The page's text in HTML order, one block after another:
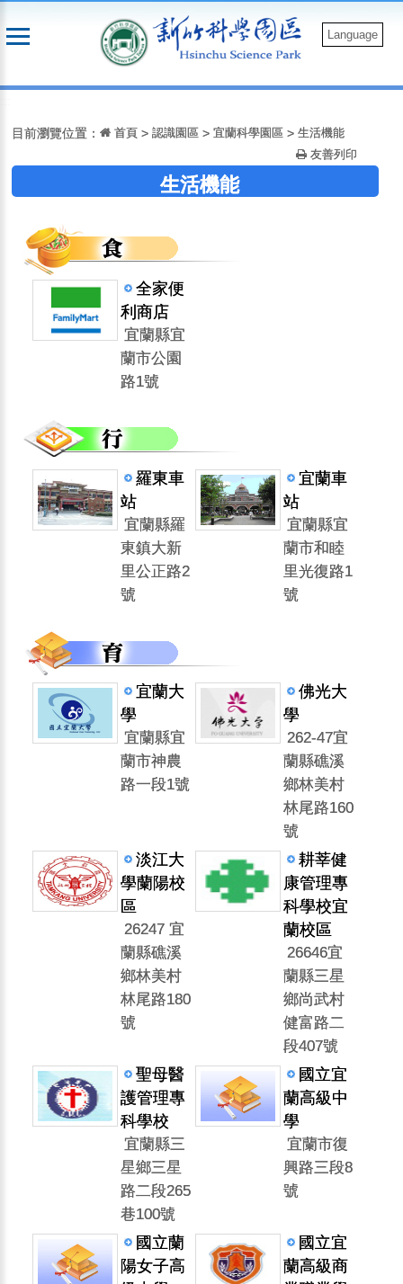
到
Language
目前瀏覽位置： 首頁 >認識園區 >宜蘭科學園區 >生活機能
友善列印
生活機能
全家便
利商店
宜蘭縣宜
蘭市公園
路1號
羅東車
站
宜蘭縣羅
東鎮大新
里公正路2
號
宜蘭車
站
宜蘭縣宜
蘭市和睦
里光復路1
號
宜蘭大
學
宜蘭縣宜
蘭市神農
路一段1號
佛光大
學
262-47宜
蘭縣礁溪
鄉林美村
林尾路160
號
淡江大
學蘭陽校
區
26247 宜
蘭縣礁溪
鄉林美村
林尾路180
號
耕莘健
康管理專
科學校宜
蘭校區
26646宜
蘭縣三星
鄉尚武村
健富路二
段407號
聖母醫
護管理專
科學校
宜蘭縣三
星鄉三星
路二段265
巷100號
國立宜
蘭高級中
學
宜蘭市復
興路三段8
號
國立蘭
陽女子高
國立宜
蘭高級商